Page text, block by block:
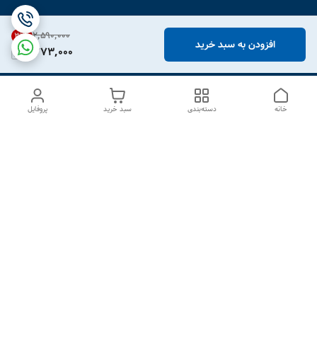
۲٬۵۹۰٬۰۰۰ 31%
1,773,000 افزودن به سبد خرید
پروفایل سبد خرید دسته‌بندی خانه